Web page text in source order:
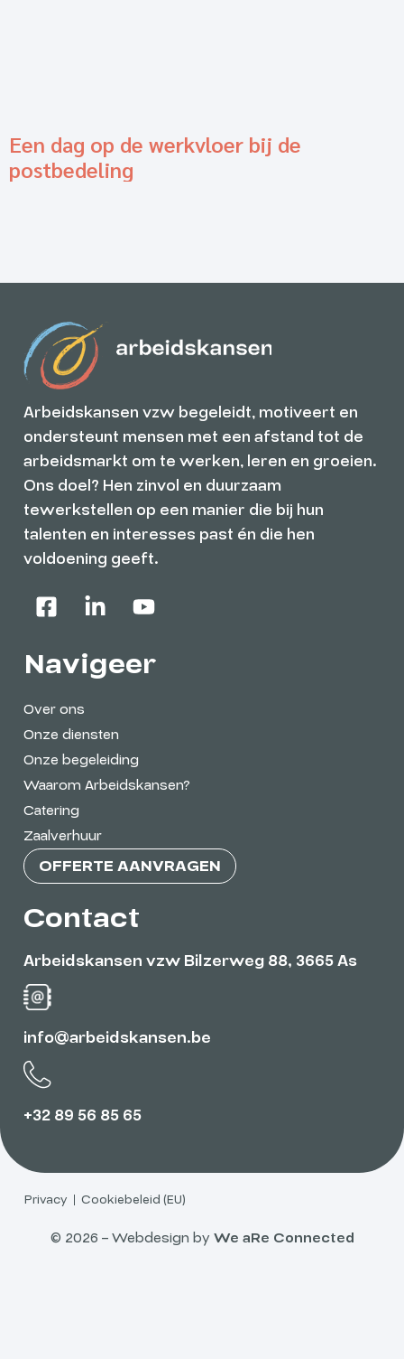
Een dag op de werkvloer bij de
postbedeling
Arbeidskansen vzw begeleidt, motiveert en
ondersteunt mensen met een afstand tot de
arbeidsmarkt om te werken, leren en groeien.
Ons doel? Hen zinvol en duurzaam
tewerkstellen op een manier die bij hun
talenten en interesses past én die hen
voldoening geeft.
Navigeer
Over ons
Onze diensten
Onze begeleiding
Waarom Arbeidskansen?
Catering
Zaalverhuur
OFFERTE AANVRAGEN
Contact
Arbeidskansen vzw Bilzerweg 88, 3665 As
info@arbeidskansen.be
+32 89 56 85 65
Privacy Cookiebeleid (EU)
© 2026 – Webdesign by We aRe Connected